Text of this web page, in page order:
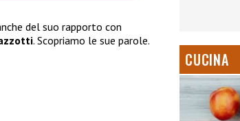
del suo rapporto con
. Scopriamo le sue parole.
CUCINA